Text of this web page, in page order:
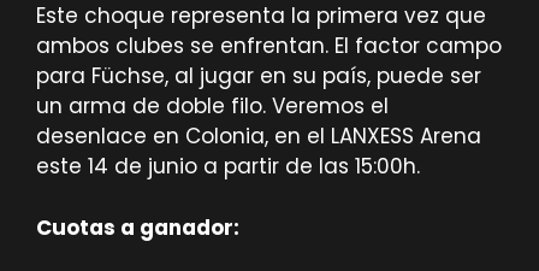
Este choque representa la primera vez que
ambos clubes se enfrentan. El factor campo
para Füchse, al jugar en su país, puede ser
un arma de doble filo. Veremos el
desenlace en Colonia, en el LANXESS Arena
este 14 de junio a partir de las 15:00h.
Cuotas a ganador: